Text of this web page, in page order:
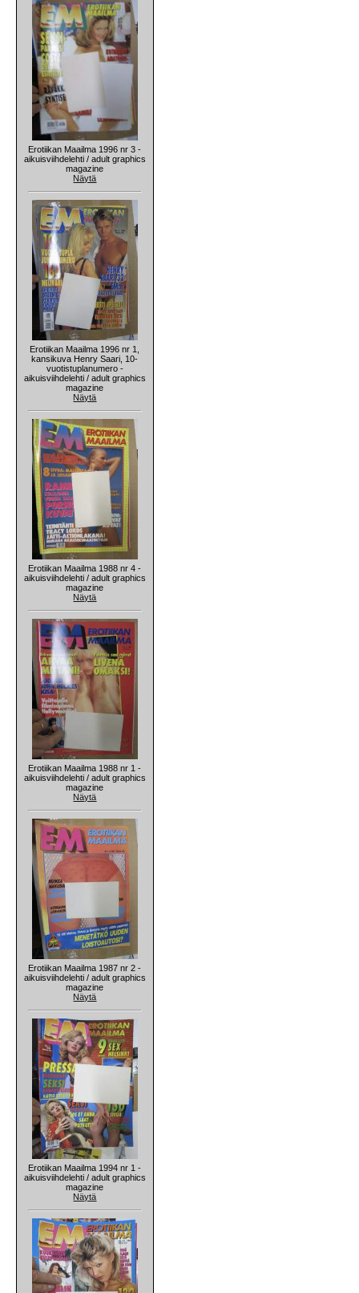
Erotiikan Maailma 1996 nr 3 -
aikuisviihdelehti / adult graphics
magazine
Näytä
Erotiikan Maailma 1996 nr 1,
kansikuva Henry Saari, 10-
vuotistuplanumero -
aikuisviihdelehti / adult graphics
magazine
Näytä
Erotiikan Maailma 1988 nr 4 -
aikuisviihdelehti / adult graphics
magazine
Näytä
Erotiikan Maailma 1988 nr 1 -
aikuisviihdelehti / adult graphics
magazine
Näytä
Erotiikan Maailma 1987 nr 2 -
aikuisviihdelehti / adult graphics
magazine
Näytä
Erotiikan Maailma 1994 nr 1 -
aikuisviihdelehti / adult graphics
magazine
Näytä